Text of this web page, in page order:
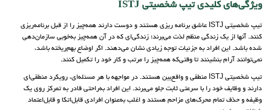
ویژگی‌های کلیدی تیپ شخصیتی ISTJ‌
تیپ شخصیتی ISTJ عاشق برنامه ‌ریزی هستند و دوست دارند همه‌چیز را از قبل برنامه‌ریزی
کنند. آنها از یک زندگی منظم لذت می‌برند؛ زندگی‌ای که در آن همه‌چیز به‌خوبی سازمان‌دهی
شده باشد. این افراد به جزئیات توجه زیادی نشان می‌دهند. اگر اوضاع بهم‌ریخته باشد،
نمی‌توانند آرام بنشینند تا وقتی‌که همه‌چیز را مرتب و کار خود را تکمیل کنند.
تیپ شخصیتی ISTJ منطقی و واقع‌بین هستند. در مواجهه با هر مسئله‌ای، رویکرد منطقی‌ای
دارند و وظایف خود را با سرعتی ثابت جلو می‌برند. این افراد به‌راحتی قادر به تمرکز روی یک
وظیفه و حذف تمام محرک‌های مزاحم هستند و اغلب به‌عنوان افرادی قابل‌اتکا و قابل‌اعتماد